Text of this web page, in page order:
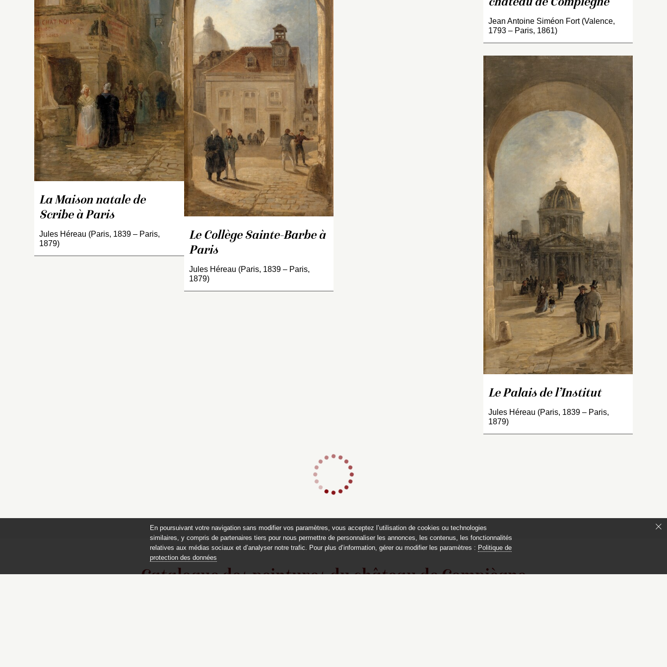
La Maison natale de
Scribe à Paris
Jules Héreau (Paris, 1839 – Paris,
1879)
décor résume sa vie et sa
carrière à travers les lieux
qui marquèrent son…
Le Collège Sainte-Barbe à
Paris
Jules Héreau (Paris, 1839 – Paris,
1879)
château de Compiègne
Jean Antoine Siméon Fort (Valence,
1793 – Paris, 1861)
Le Palais de l’Institut
Jules Héreau (Paris, 1839 – Paris,
1879)
Catalogue des peintures du château de Compiègne
En poursuivant votre navigation sans modifier vos paramètres, vous acceptez l’utilisation de cookies ou technologies
similaires, y compris de partenaires tiers pour nous permettre de personnaliser les annonces, les contenus, les fonctionnalités
relatives aux médias sociaux et d’analyser notre trafic. Pour plus d’information, gérer ou modifier les paramètres : Politique de
protection des données